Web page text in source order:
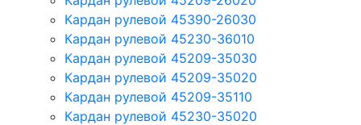
Кардан рулевой 45390-26030
Кардан рулевой 45230-36010
Кардан рулевой 45209-35030
Кардан рулевой 45209-35020
Кардан рулевой 45209-35110
Кардан рулевой 45230-35020